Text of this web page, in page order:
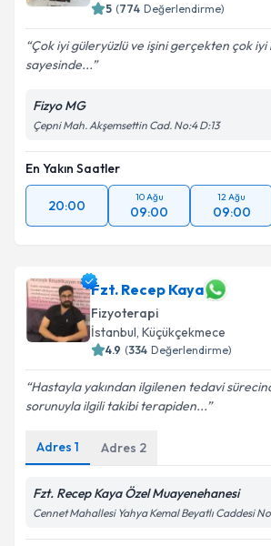
Kişisel verilerimin işlenmesine
Metni
5 (774 Değerlendirme)
Çok iyi güleryüzlü ve işini gerçekten çok iyi
sayesinde...
Fizyo MG
Çepni Mah. Akşemsettin Cad. No:4 D:13
En Yakın Saatler
20:00
10 Ağu
09:00
12 Ağu
09:00
Fzt. Recep Kaya
Fizyoterapi
İstanbul, Küçükçekmece
4.9 (334 Değerlendirme)
Hastayla yakından ilgilenen tedavi
sorunuyla ilgili takibi terapiden...
Adres 1 Adres 2
Fzt. Recep Kaya Özel Muayenehanesi
Cennet Mahallesi Yahya Kemal Beyatlı Caddesi